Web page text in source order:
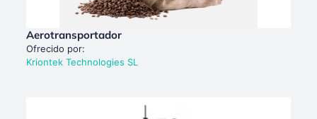
Aerotransportador
Ofrecido por:
Kriontek Technologies SL